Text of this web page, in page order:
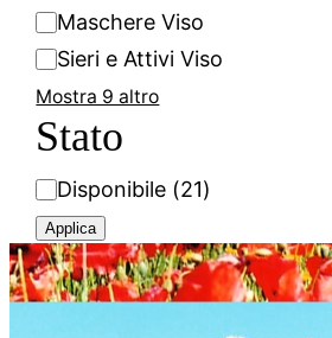
Maschere Viso
Sieri e Attivi Viso
Mostra 9 altro
Stato
S
t
a
t
Disponibile (21)
Applica